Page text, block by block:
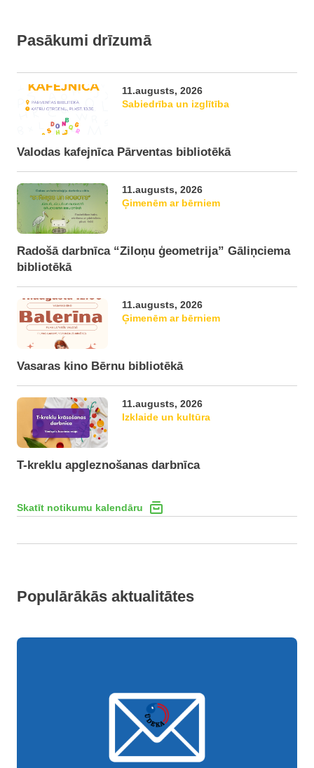
Pasākumi drīzumā
11.augusts, 2026
Sabiedrība un izglītība
Valodas kafejnīca Pārventas bibliotēkā
11.augusts, 2026
Ģimenēm ar bērniem
Radošā darbnīca “Ziloņu ģeometrija” Gāliņciema
bibliotēkā
11.augusts, 2026
Ģimenēm ar bērniem
Vasaras kino Bērnu bibliotēkā
11.augusts, 2026
Izklaide un kultūra
T-kreklu apgleznošanas darbnīca
Skatīt notikumu kalendāru
Populārākās aktualitātes